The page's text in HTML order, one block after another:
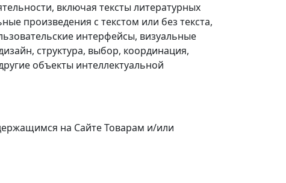
включая тексты литературных
произведения с текстом или без текста,
интерфейсы, визуальные
структура, выбор, координация,
объекты интеллектуальной
на Сайте Товарам и/или